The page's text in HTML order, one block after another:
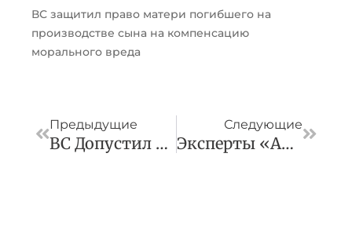
ВС защитил право матери погибшего на
производстве сына на компенсацию
морального вреда
Предыдущие
ВС Допустил Взыскание Убытков Со Страховой, Которая Отказала В Ремонте
Следующие
Эксперты «АГ» Проанализировали Решение Верховного Суда О Признании Экстремистским «движения ЛГБТ»***